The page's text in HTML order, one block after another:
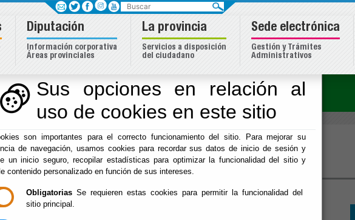
Sus opciones en relación al
uso de cookies en este sitio
son importantes para el correcto funcionamiento del sitio. Para mejorar su
de navegación, usamos cookies para recordar sus datos de inicio de sesión y
un inicio seguro, recopilar estadísticas para optimizar la funcionalidad del sitio y
contenido personalizado en función de sus intereses.
Obligatorias Se requieren estas cookies para permitir la funcionalidad del
sitio principal.
Inicio -Hacienda - Gestion Catastral
Gestion Catastral
Localice un Inmueble Normativa Catastral
Buscar
Diputación
Información corporativa
Áreas provinciales
La provincia
Servicios a disposición
del ciudadano
Sede electrónica
Gestión y Trámites
Administrativos